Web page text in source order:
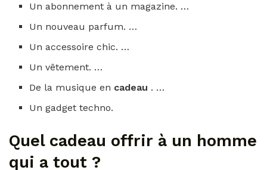
Un abonnement à un magazine. …
Un nouveau parfum. …
Un accessoire chic. …
Un vêtement. …
De la musique en cadeau . …
Un gadget techno.
Quel cadeau offrir à un homme
qui a tout ?